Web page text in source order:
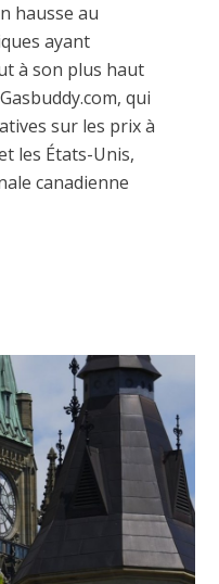
hausse au
ayant
à son plus haut
qui
sur les prix à
les États-Unis,
canadienne